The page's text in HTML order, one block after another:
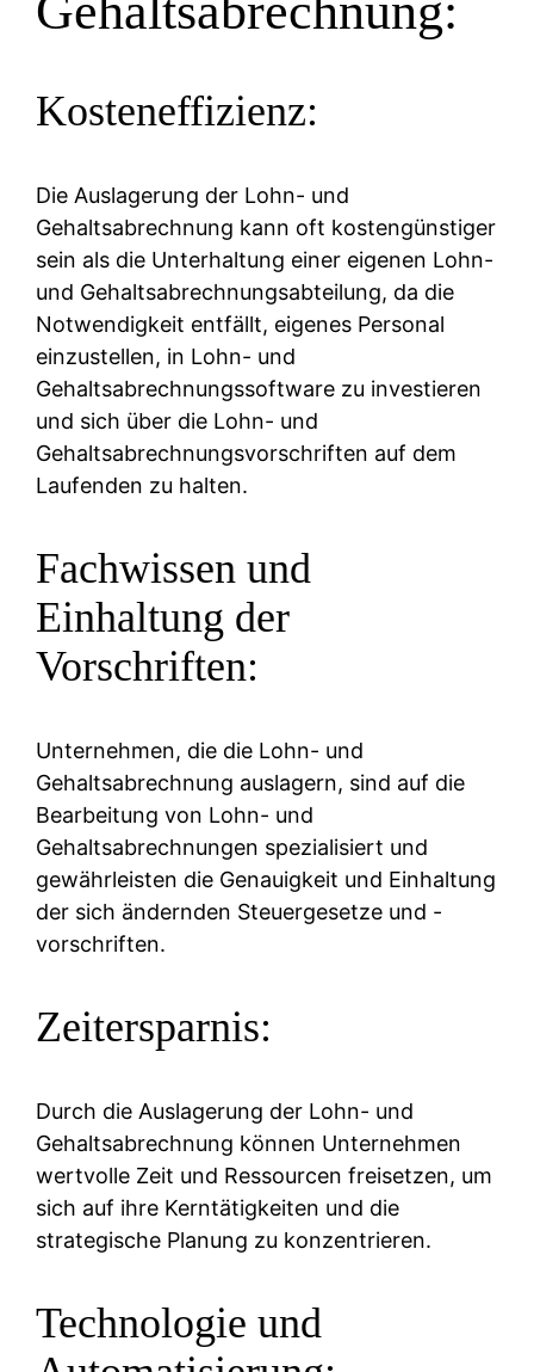
Gehaltsabrechnung:
Kosteneffizienz:
Die Auslagerung der Lohn- und
Gehaltsabrechnung kann oft kostengünstiger
sein als die Unterhaltung einer eigenen Lohn-
und Gehaltsabrechnungsabteilung, da die
Notwendigkeit entfällt, eigenes Personal
einzustellen, in Lohn- und
Gehaltsabrechnungssoftware zu investieren
und sich über die Lohn- und
Gehaltsabrechnungsvorschriften auf dem
Laufenden zu halten.
Fachwissen und
Einhaltung der
Vorschriften:
Unternehmen, die die Lohn- und
Gehaltsabrechnung auslagern, sind auf die
Bearbeitung von Lohn- und
Gehaltsabrechnungen spezialisiert und
gewährleisten die Genauigkeit und Einhaltung
der sich ändernden Steuergesetze und -
vorschriften.
Zeitersparnis:
Durch die Auslagerung der Lohn- und
Gehaltsabrechnung können Unternehmen
wertvolle Zeit und Ressourcen freisetzen, um
sich auf ihre Kerntätigkeiten und die
strategische Planung zu konzentrieren.
Technologie und